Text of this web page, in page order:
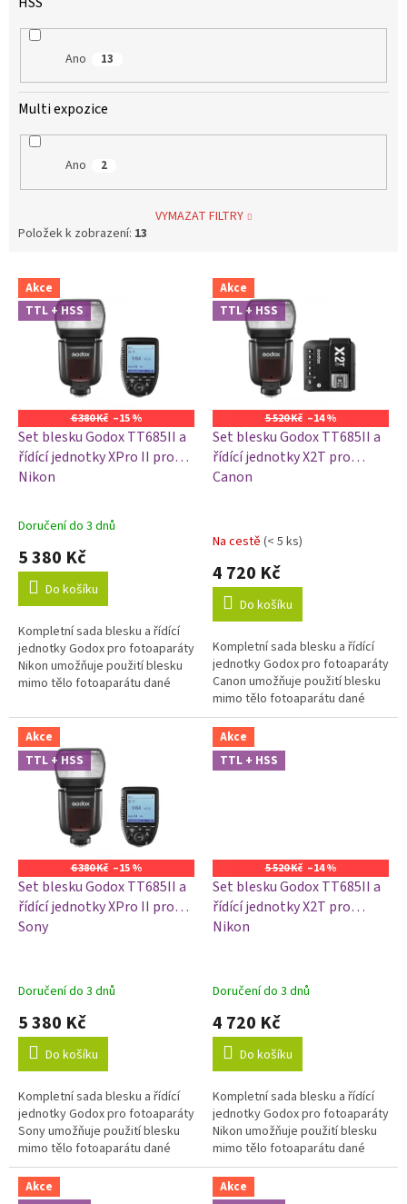
Ano 13
Multi expozice
Ano 2
VYMAZAT FILTRY
Položek k zobrazení: 13
p
Akce
TTL + HSS
6 380 Kč –15 %
Set blesku Godox TT685II a
řídící jednotky XPro II pro
Nikon
Průměrné
produktu
5,0
5
hvězdiček.
Doručení do 3 dnů
5 380 Kč
Do košíku
Kompletní sada blesku a řídící
jednotky Godox pro fotoaparáty
Nikon umožňuje použití blesku
mimo tělo fotoaparátu dané
můžete blesk s fotoaparátem...
Akce
TTL + HSS
5 520 Kč –14 %
Set blesku Godox TT685II a
řídící jednotky X2T pro
Canon
Na cestě (< 5 ks)
4 720 Kč
Do košíku
Kompletní sada blesku a řídící
jednotky Godox pro fotoaparáty
Canon umožňuje použití blesku
mimo tělo fotoaparátu dané
značky. Použitím této sady
můžete blesk s fotoaparátem...
Akce
TTL + HSS
6 380 Kč –15 %
Set blesku Godox TT685II a
řídící jednotky XPro II pro
Sony
Doručení do 3 dnů
5 380 Kč
Do košíku
Kompletní sada blesku a řídící
jednotky Godox pro fotoaparáty
Sony umožňuje použití blesku
mimo tělo fotoaparátu dané
značky. Použitím této sady
můžete blesk s fotoaparátem...
Akce
TTL + HSS
5 520 Kč –14 %
Set blesku Godox TT685II a
řídící jednotky X2T pro
Nikon
Doručení do 3 dnů
4 720 Kč
Do košíku
Kompletní sada blesku a řídící
jednotky Godox pro fotoaparáty
Nikon umožňuje použití blesku
mimo tělo fotoaparátu dané
značky. Použitím této sady
můžete blesk s fotoaparátem...
Akce
Akce